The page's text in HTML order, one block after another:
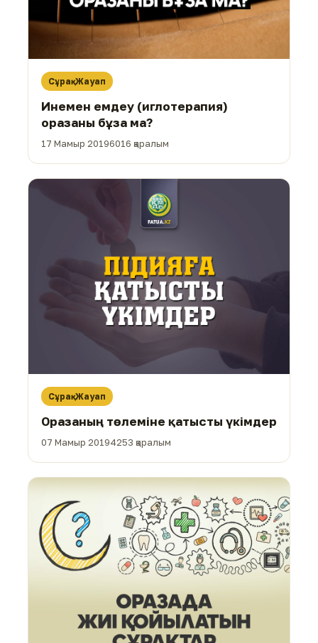
Сұрақ-Жауап
Инемен емдеу (иглотерапия)
оразаны бұза ма?
17 Мамыр 20196016 қаралым
Сұрақ-Жауап
Оразаның төлеміне қатысты үкімдер
07 Мамыр 20194253 қаралым